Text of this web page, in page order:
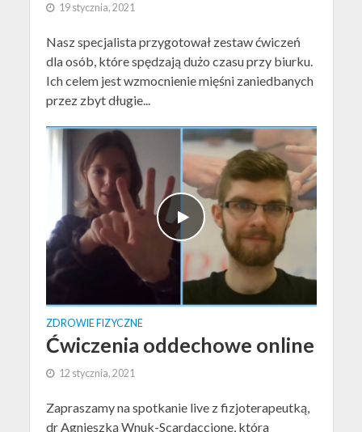
19 stycznia, 2021
Nasz specjalista przygotował zestaw ćwiczeń
dla osób, które spędzają dużo czasu przy biurku.
Ich celem jest wzmocnienie mięśni zaniedbanych
przez zbyt długie...
ZDROWIE FIZYCZNE
Ćwiczenia oddechowe online
12 stycznia, 2021
Zapraszamy na spotkanie live z fizjoterapeutką,
dr Agnieszką Wnuk-Scardaccione, która